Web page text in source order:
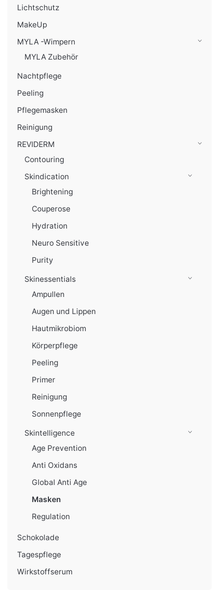
Lichtschutz
MakeUp
MYLA -Wimpern
MYLA Zubehör
Nachtpflege
Peeling
Pflegemasken
Reinigung
REVIDERM
Contouring
Skindication
Brightening
Couperose
Hydration
Neuro Sensitive
Purity
Skinessentials
Ampullen
Augen und Lippen
Hautmikrobiom
Körperpflege
Peeling
Primer
Reinigung
Sonnenpflege
Skintelligence
Age Prevention
Anti Oxidans
Global Anti Age
Masken
Regulation
Schokolade
Tagespflege
Wirkstoffserum